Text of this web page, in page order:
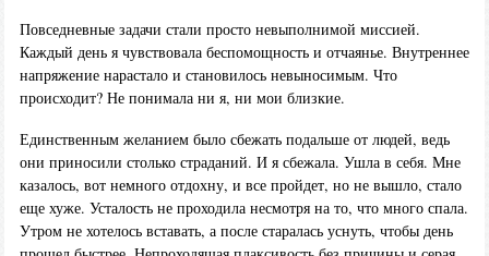
Повседневные задачи стали просто невыполнимой миссией.
Каждый день я чувствовала беспомощность и отчаянье. Внутреннее
напряжение нарастало и становилось невыносимым. Что
происходит? Не понимала ни я, ни мои близкие.
Единственным желанием было сбежать подальше от людей, ведь
они приносили столько страданий. И я сбежала. Ушла в себя. Мне
казалось, вот немного отдохну, и все пройдет, но не вышло, стало
еще хуже. Усталость не проходила несмотря на то, что много спала.
Утром не хотелось вставать, а после старалась уснуть, чтобы день